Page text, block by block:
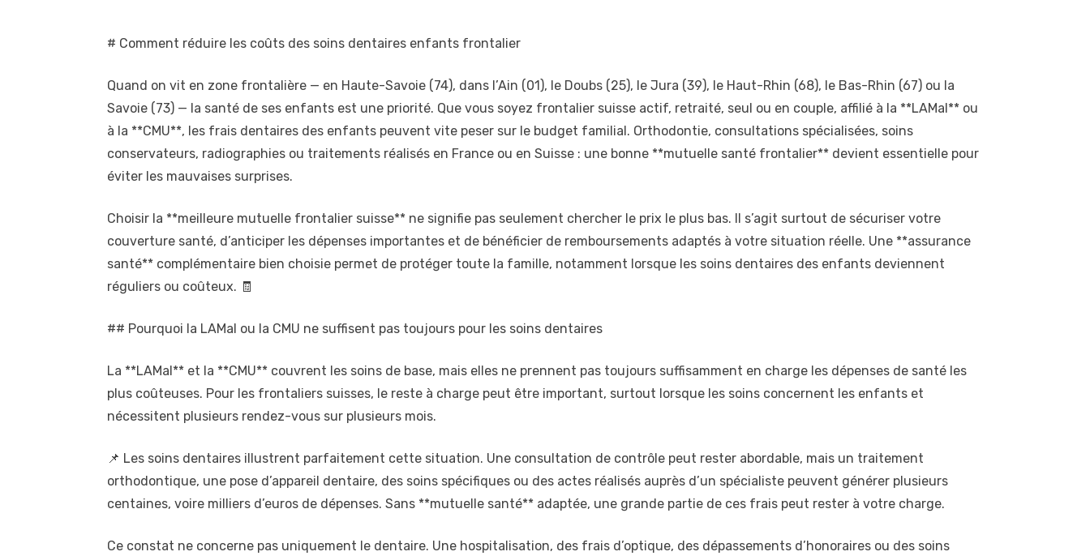
# Comment réduire les coûts des soins dentaires enfants frontalier
Quand on vit en zone frontalière — en Haute-Savoie (74), dans l’Ain (01), le Doubs (25), le Jura (39), le Haut-Rhin (68), le Bas-Rhin (67) ou la
Savoie (73) — la santé de ses enfants est une priorité. Que vous soyez frontalier suisse actif, retraité, seul ou en couple, affilié à la **LAMal** ou
à la **CMU**, les frais dentaires des enfants peuvent vite peser sur le budget familial. Orthodontie, consultations spécialisées, soins
conservateurs, radiographies ou traitements réalisés en France ou en Suisse : une bonne **mutuelle santé frontalier** devient essentielle pour
éviter les mauvaises surprises.
Choisir la **meilleure mutuelle frontalier suisse** ne signifie pas seulement chercher le prix le plus bas. Il s’agit surtout de sécuriser votre
couverture santé, d’anticiper les dépenses importantes et de bénéficier de remboursements adaptés à votre situation réelle. Une **assurance
santé** complémentaire bien choisie permet de protéger toute la famille, notamment lorsque les soins dentaires des enfants deviennent
réguliers ou coûteux. 🧾
## Pourquoi la LAMal ou la CMU ne suffisent pas toujours pour les soins dentaires
La **LAMal** et la **CMU** couvrent les soins de base, mais elles ne prennent pas toujours suffisamment en charge les dépenses de santé les
plus coûteuses. Pour les frontaliers suisses, le reste à charge peut être important, surtout lorsque les soins concernent les enfants et
nécessitent plusieurs rendez-vous sur plusieurs mois.
📌 Les soins dentaires illustrent parfaitement cette situation. Une consultation de contrôle peut rester abordable, mais un traitement
orthodontique, une pose d’appareil dentaire, des soins spécifiques ou des actes réalisés auprès d’un spécialiste peuvent générer plusieurs
centaines, voire milliers d’euros de dépenses. Sans **mutuelle santé** adaptée, une grande partie de ces frais peut rester à votre charge.
Ce constat ne concerne pas uniquement le dentaire. Une hospitalisation, des frais d’optique, des dépassements d’honoraires ou des soins